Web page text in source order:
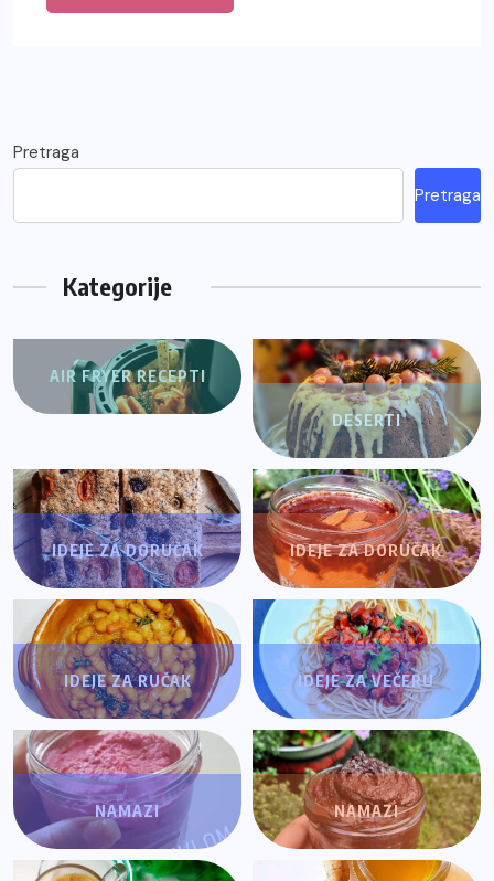
Pretraga
Pretraga
Kategorije
AIR FRYER RECEPTI
DESERTI
IDEJE ZA DORUČAK IDEJE ZA DORUČAK
IDEJE ZA RUČAK IDEJE ZA VEČERU
NAMAZI NAMAZI